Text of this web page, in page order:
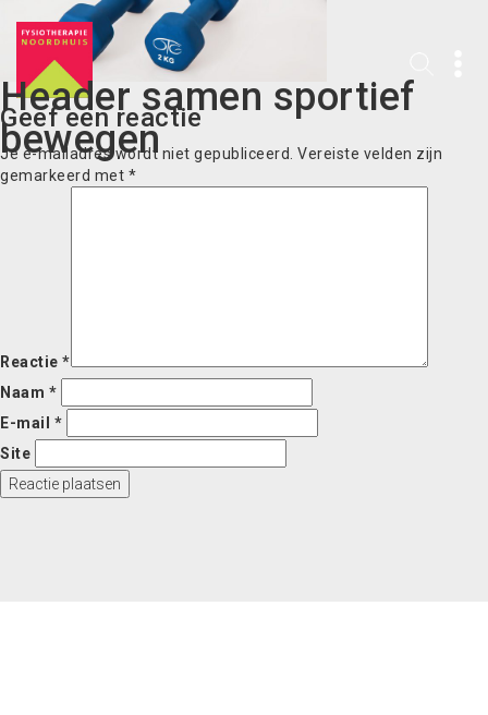
Header samen sportief
bewegen
Geef een reactie
Je e-mailadres wordt niet gepubliceerd. Vereiste velden zijn
gemarkeerd met *
Reactie *
Naam *
E-mail *
Site